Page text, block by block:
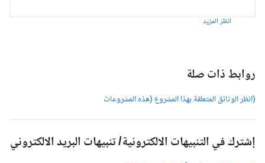
انظر المزيد
روابط ذات صلة
(انظر الوثائق المتعلقة بهذا المشروع (هذه المشروعات
إشترك في التنبيهات الالكترونية/ تنبيهات البريد الالكتروني